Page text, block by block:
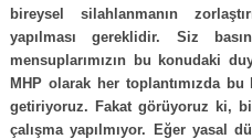
bireysel silahlanmanın
yapılması gereklidir. Siz
mensuplarımızın bu konudaki
MHP olarak her toplantımızda
getiriyoruz. Fakat görüyoruz ki,
çalışma yapılmıyor. Eğer yasal